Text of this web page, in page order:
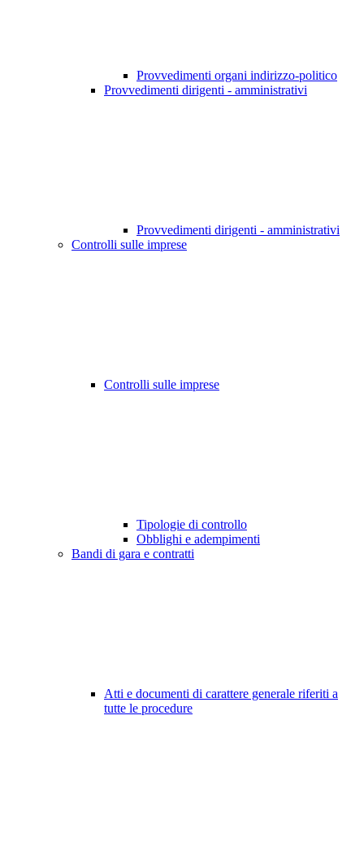
Provvedimenti organi indirizzo-politico
Provvedimenti dirigenti - amministrativi
Provvedimenti dirigenti - amministrativi
Controlli sulle imprese
Controlli sulle imprese
Tipologie di controllo
Obblighi e adempimenti
Bandi di gara e contratti
Atti e documenti di carattere generale riferiti a
tutte le procedure